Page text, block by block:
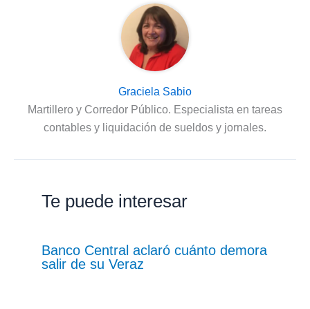
Graciela Sabio
Martillero y Corredor Público. Especialista en tareas
contables y liquidación de sueldos y jornales.
Te puede interesar
Banco Central aclaró cuánto demora
salir de su Veraz